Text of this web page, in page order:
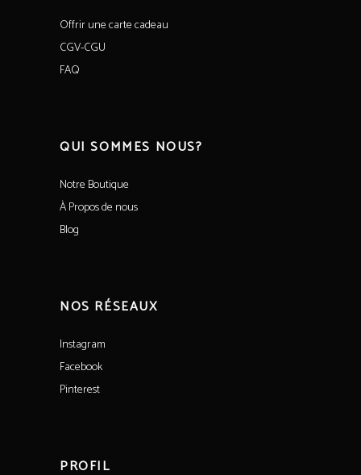
Offrir une carte cadeau
CGV-CGU
FAQ
QUI SOMMES NOUS?
Notre Boutique
À Propos de nous
Blog
NOS RÉSEAUX
Instagram
Facebook
Pinterest
PROFIL